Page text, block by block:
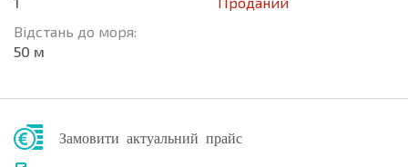
Відстань до моря:
50 м
Замовити актуальний прайс